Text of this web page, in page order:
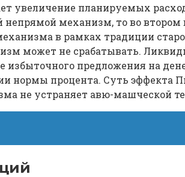
увеличение планируемых
механизм, то во
в рамках традиции
может не срабатывать.
избыточного предложения на
нормы процента. Суть эффекта
не устраняет авю-машческой